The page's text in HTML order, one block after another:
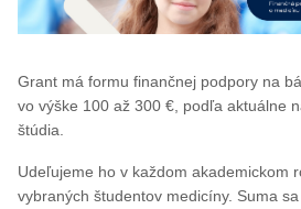
Grant má formu finančnej podpory na
vo výške 100 až 300 €, podľa aktuálne
štúdia.
Udeľujeme ho v každom akademickom
vybraných študentov medicíny. Suma